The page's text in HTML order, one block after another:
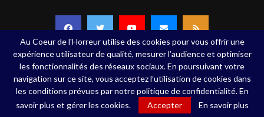
Copyright ©Au Coeur de l'Horreur - 2020 - Tous droits réservés
Qui sommes-nous Contact Mentions légales
Au Coeur de l'Horreur utilise des cookies pour vous offrir une
expérience utilisateur de qualité, mesurer l’audience et optimiser
les fonctionnalités des réseaux sociaux. En poursuivant votre
navigation sur ce site, vous acceptez l’utilisation de cookies dans
les conditions prévues par notre politique de confidentialité. En
savoir plus et gérer les cookies.
Accepter En savoir plus